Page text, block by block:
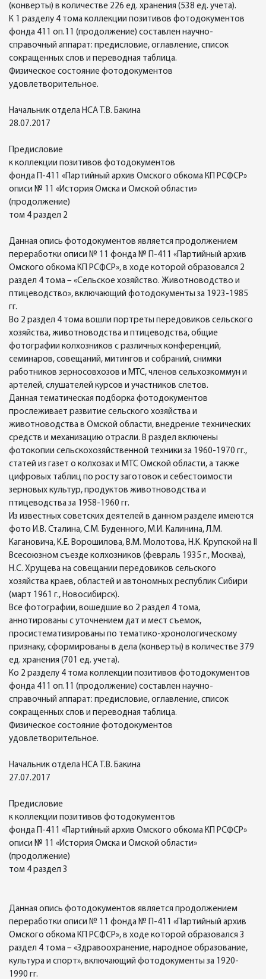
(конверты) в количестве 226 ед. хранения (538 ед. учета).
К 1 разделу 4 тома коллекции позитивов фотодокументов
фонда 411 оп.11 (продолжение) составлен научно-
справочный аппарат: предисловие, оглавление, список
сокращенных слов и переводная таблица.
Физическое состояние фотодокументов
удовлетворительное.
Начальник отдела НСА Т.В. Бакина
28.07.2017
Предисловие
к коллекции позитивов фотодокументов
фонда П-411 «Партийный архив Омского обкома КП РСФСР»
описи № 11 «История Омска и Омской области»
(продолжение)
том 4 раздел 2
Данная опись фотодокументов является продолжением
переработки описи № 11 фонда № П-411 «Партийный архив
Омского обкома КП РСФСР», в ходе которой образовался 2
раздел 4 тома – «Сельское хозяйство. Животноводство и
птицеводство», включающий фотодокументы за 1923-1985
гг.
Во 2 раздел 4 тома вошли портреты передовиков сельского
хозяйства, животноводства и птицеводства, общие
фотографии колхозников с различных конференций,
семинаров, совещаний, митингов и собраний, снимки
работников зерносовхозов и МТС, членов сельхозкоммун и
артелей, слушателей курсов и участников слетов.
Данная тематическая подборка фотодокументов
прослеживает развитие сельского хозяйства и
животноводства в Омской области, внедрение технических
средств и механизацию отрасли. В раздел включены
фотокопии сельскохозяйственной техники за 1960-1970 гг.,
статей из газет о колхозах и МТС Омской области, а также
цифровых таблиц по росту заготовок и себестоимости
зерновых культур, продуктов животноводства и
птицеводства за 1958-1960 гг.
Из известных советских деятелей в данном разделе имеются
фото И.В. Сталина, С.М. Буденного, М.И. Калинина, Л.М.
Кагановича, К.Е. Ворошилова, В.М. Молотова, Н.К. Крупской на II
Всесоюзном съезде колхозников (февраль 1935 г., Москва),
Н.С. Хрущева на совещании передовиков сельского
хозяйства краев, областей и автономных республик Сибири
(март 1961 г., Новосибирск).
Все фотографии, вошедшие во 2 раздел 4 тома,
аннотированы с уточнением дат и мест съемок,
просистематизированы по тематико-хронологическому
признаку, сформированы в дела (конверты) в количестве 379
ед. хранения (701 ед. учета).
Ко 2 разделу 4 тома коллекции позитивов фотодокументов
фонда 411 оп.11 (продолжение) составлен научно-
справочный аппарат: предисловие, оглавление, список
сокращенных слов и переводная таблица.
Физическое состояние фотодокументов
удовлетворительное.
Начальник отдела НСА Т.В. Бакина
27.07.2017
Предисловие
к коллекции позитивов фотодокументов
фонда П-411 «Партийный архив Омского обкома КП РСФСР»
описи № 11 «История Омска и Омской области»
(продолжение)
том 4 раздел 3
Данная опись фотодокументов является продолжением
переработки описи № 11 фонда № П-411 «Партийный архив
Омского обкома КП РСФСР», в ходе которой образовался 3
раздел 4 тома – «Здравоохранение, народное образование,
культура и спорт», включающий фотодокументы за 1920-
1990 гг.